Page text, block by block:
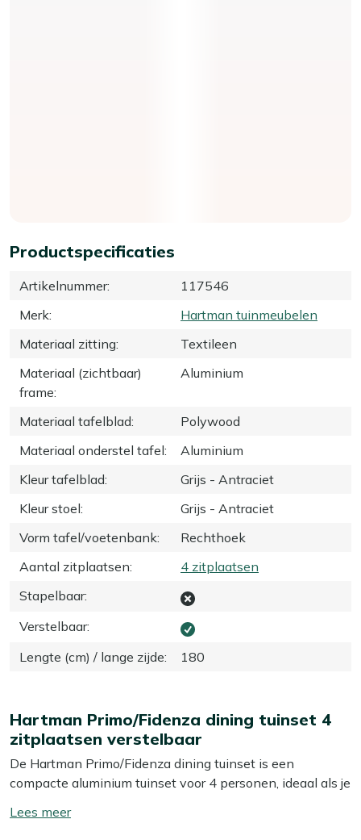
Productspecificaties
Artikelnummer:
117546
Merk:
Hartman tuinmeubelen
Materiaal zitting:
Textileen
Materiaal (zichtbaar)
frame:
Aluminium
Materiaal tafelblad:
Polywood
Materiaal onderstel tafel:
Aluminium
Kleur tafelblad:
Grijs - Antraciet
Kleur stoel:
Grijs - Antraciet
Vorm tafel/voetenbank:
Rechthoek
Aantal zitplaatsen:
4 zitplaatsen
Stapelbaar:
Verstelbaar:
Lengte (cm) / lange zijde: 180
Hartman Primo/Fidenza dining tuinset 4
zitplaatsen verstelbaar
De Hartman Primo/Fidenza dining tuinset is een
compacte aluminium tuinset voor 4 personen, ideaal als je
wilt eten. De verstelbare stoelen met textileen zitting
Toon/verberg